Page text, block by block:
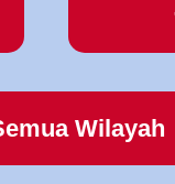
Wilayah